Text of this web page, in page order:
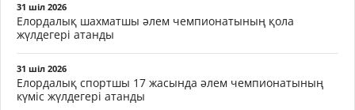
31 шіл 2026
Елордалық шахматшы әлем чемпионатының қола
жүлдегері атанды
31 шіл 2026
Елордалық спортшы 17 жасында әлем чемпионатының
күміс жүлдегері атанды